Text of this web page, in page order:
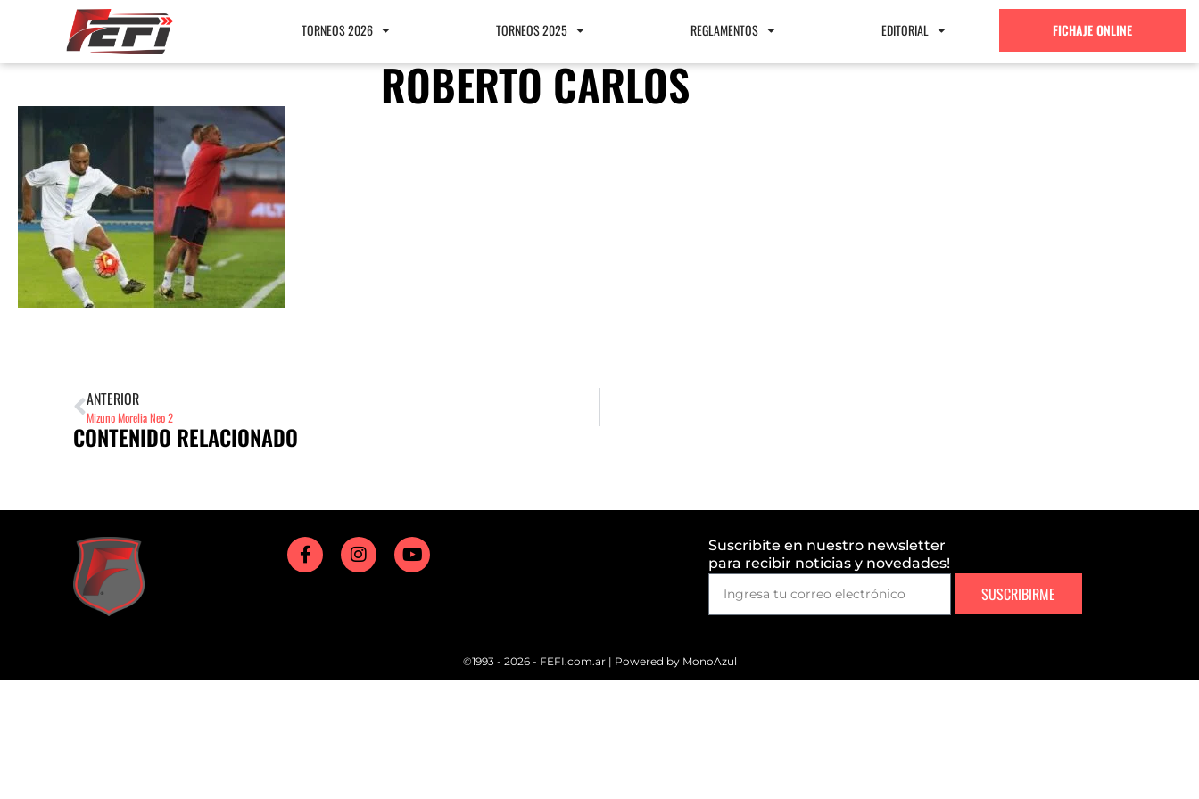
TORNEOS 2026 TORNEOS 2025 REGLAMENTOS EDITORIAL FICHAJE ONLINE
ROBERTO CARLOS
ANTERIOR
Mizuno Morelia Neo 2
CONTENIDO RELACIONADO
Suscribite en nuestro newsletter
para recibir noticias y novedades!
SUSCRIBIRME
©1993 - 2026 - FEFI.com.ar | Powered by MonoAzul